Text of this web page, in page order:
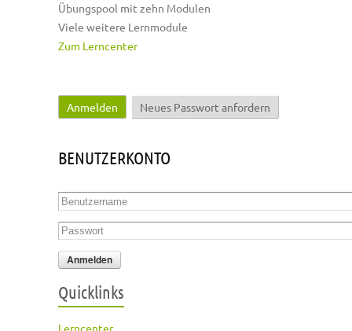
Übungspool mit zehn Modulen
Viele weitere Lernmodule
Zum Lerncenter
Haupt-Reiter
Anmelden (aktiver Reiter)
Neues Passwort anfordern
BENUTZERKONTO
Benutzername
Passwort
Quicklinks
Lerncenter